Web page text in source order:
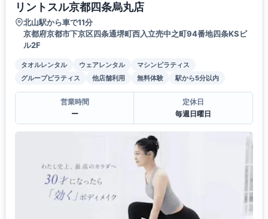
リントスル京都四条烏丸店
北山駅から車で11分
京都府京都市下京区四条通堺町西入立売中之町94番地四条KSビ
ル2F
タオルレンタル ウェアレンタル
マシンピラティス
グループピラティス
他店舗利用 無料体験 駅から5分以内
営業時間
ー
定休日
毎週日曜日